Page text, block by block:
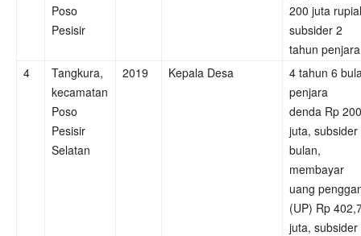
Poso
Pesisir
200 juta
subsider 2
tahun penjara
4
Tangkura,
kecamatan
Poso
Pesisir
Selatan
2019 Kepala Desa
4 tahun 6
penjara
denda Rp 200
juta, subsider
bulan,
membayar
uang
(UP) Rp
juta, subsider